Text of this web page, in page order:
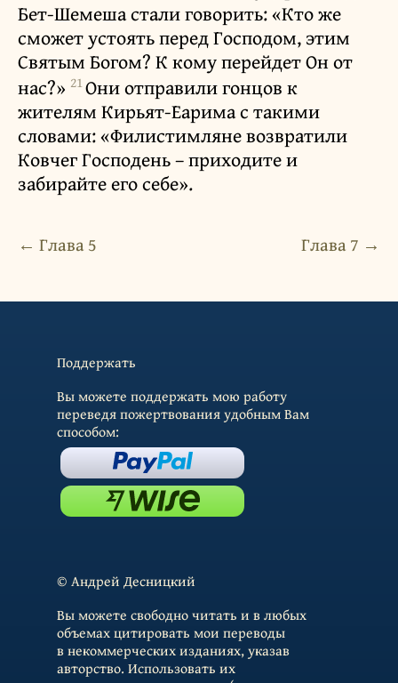
Бет-Шемеша стали говорить: «Кто же
сможет устоять перед Господом, этим
Святым Богом? К кому перейдет Он от
нас?» 21Они отправили гонцов к
жителям Кирьят-Еарима с такими
словами: «Филистимляне возвратили
Ковчег Господень – приходите и
забирайте его себе».
← Глава 5 Глава 7 →
Поддержать
Вы можете поддержать мою работу
переведя пожертвования удобным Вам
способом:
© Андрей Десницкий
Вы можете свободно читать и в любых
объемах цитировать мои переводы
в некоммерческих изданиях, указав
авторство. Использовать их